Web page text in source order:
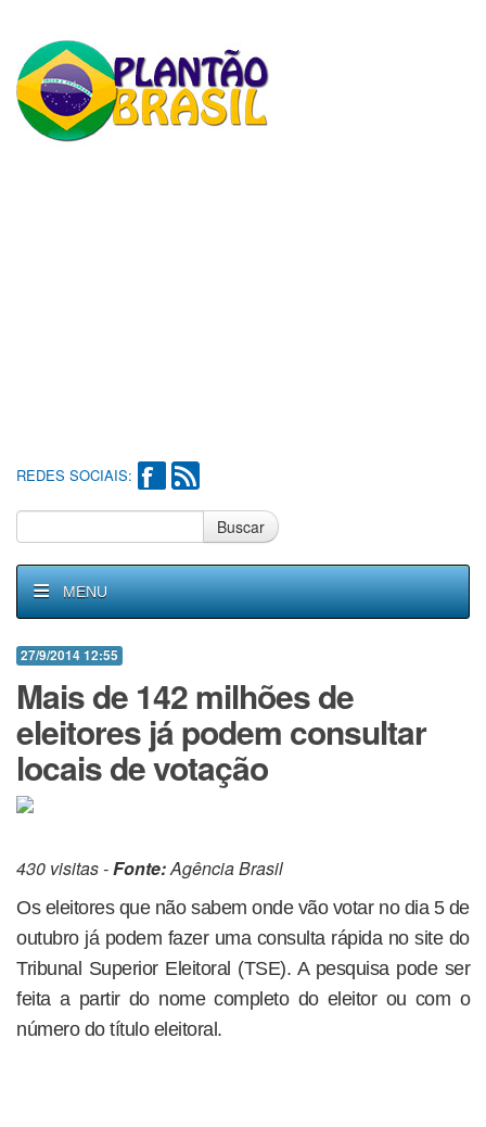
REDES SOCIAIS:
Buscar
MENU
27/9/2014 12:55
Mais de 142 milhões de
eleitores já podem consultar
locais de votação
430 visitas -Fonte:Agência Brasil
Os eleitores que não sabem onde vão votar no dia 5 de
outubro já podem fazer uma consulta rápida no site do
Tribunal Superior Eleitoral (TSE). A pesquisa pode ser
feita a partir do nome completo do eleitor ou com o
número do título eleitoral.